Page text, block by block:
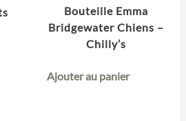
Bouteille Emma
Bridgewater Chiens –
Chilly’s
Ajouter au panier